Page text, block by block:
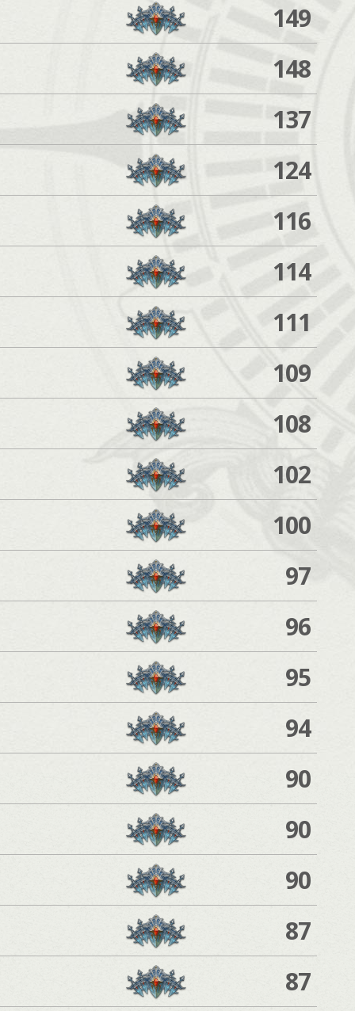
149
148
137
124
116
114
111
109
108
102
100
97
96
95
94
90
90
90
87
87